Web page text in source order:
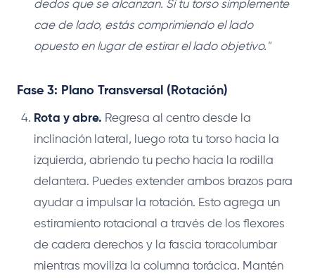
dedos que se alcanzan. Si tu torso simplemente
cae de lado, estás comprimiendo el lado
opuesto en lugar de estirar el lado objetivo."
Fase 3: Plano Transversal (Rotación)
Rota y abre. Regresa al centro desde la
inclinación lateral, luego rota tu torso hacia la
izquierda, abriendo tu pecho hacia la rodilla
delantera. Puedes extender ambos brazos para
ayudar a impulsar la rotación. Esto agrega un
estiramiento rotacional a través de los flexores
de cadera derechos y la fascia toracolumbar
mientras moviliza la columna torácica. Mantén